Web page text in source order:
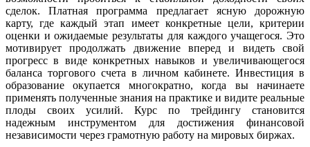
сделок. Платная программа предлагает ясную дорожную
карту, где каждый этап имеет конкретные цели, критерии
оценки и ожидаемые результаты для каждого учащегося. Это
мотивирует продолжать движение вперед и видеть свой
прогресс в виде конкретных навыков и увеличивающегося
баланса торгового счета в личном кабинете. Инвестиция в
образование окупается многократно, когда вы начинаете
применять полученные знания на практике и видите реальные
плоды своих усилий. Курс по трейдингу становится
надежным инструментом для достижения финансовой
независимости через грамотную работу на мировых биржах.